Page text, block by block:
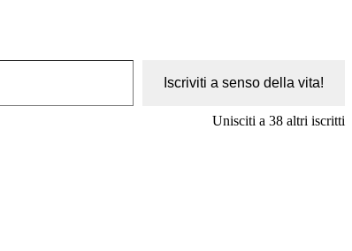
Iscriviti a senso della vita!
Unisciti a 38 altri iscritti